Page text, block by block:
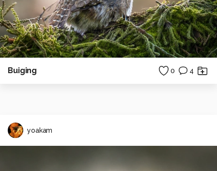
Buiging 0 4
yoakam